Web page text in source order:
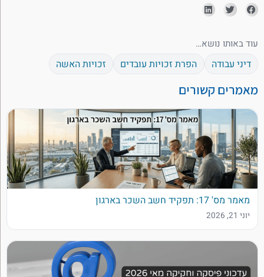
עוד באותו נושא…
דיני עבודה הפרת זכויות עובדים זכויות האשה
מאמרים קשורים
מאמר מס' 17: תפקיד חשב השכר בארגון
יוני 21, 2026